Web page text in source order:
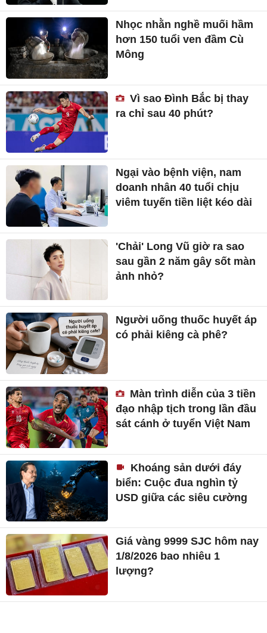
Nhọc nhằn nghề muối hầm
hơn 150 tuổi ven đầm Cù
Mông
Vì sao Đình Bắc bị thay
ra chỉ sau 40 phút?
Ngại vào bệnh viện, nam
doanh nhân 40 tuổi chịu
viêm tuyến tiền liệt kéo dài
'Chải' Long Vũ giờ ra sao
sau gần 2 năm gây sốt màn
ảnh nhỏ?
Người uống thuốc huyết áp
có phải kiêng cà phê?
Màn trình diễn của 3 tiền
đạo nhập tịch trong lần đầu
sát cánh ở tuyển Việt Nam
Khoáng sản dưới đáy
biển: Cuộc đua nghìn tỷ
USD giữa các siêu cường
Giá vàng 9999 SJC hôm nay
1/8/2026 bao nhiêu 1
lượng?